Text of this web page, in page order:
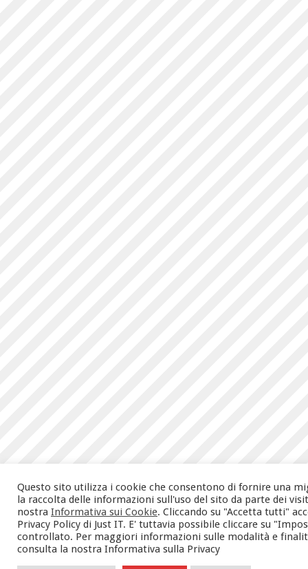
Questo sito utilizza i cookie che consentono di fornire una
la raccolta delle informazioni sull'uso del sito da parte dei
nostra Informativa sui Cookie. Cliccando su "Accetta tutti"
Privacy Policy di Just IT. E' tuttavia possibile cliccare su
controllato. Per maggiori informazioni sulle modalità e
consulta la nostra Informativa sulla Privacy